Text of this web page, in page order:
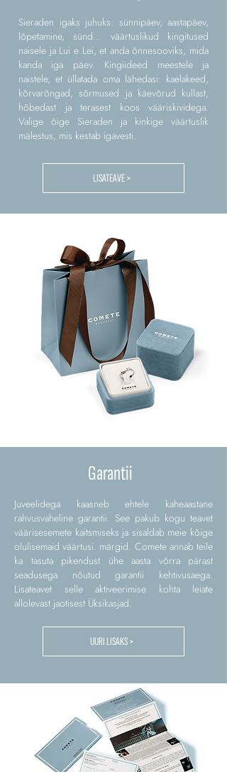
Sieraden igaks juhuks: sünnipäev, aastapäev,
lõpetamine, sünd... väärtuslikud kingitused
naisele ja Lui e Lei, et anda õnnesooviks, mida
kanda iga päev. Kingiideed meestele ja
naistele, et üllatada oma lähedasi: kaelakeed,
kõrvarõngad, sõrmused ja käevõrud kullast,
hõbedast ja terasest koos vääriskividega.
Valige õige Sieraden ja kinkige väärtuslik
mälestus, mis kestab igavesti.
LISATEAVE >
Garantii
Juveelidega kaasneb ehtele kaheaastane
rahvusvaheline garantii. See pakub kogu teavet
väärisesemete kaitsmiseks ja sisaldab meie kõige
olulisemaid väärtusi. märgid. Comete annab teile
ka tasuta pikendust ühe aasta võrra pärast
seadusega nõutud garantii kehtivusaega.
Lisateavet selle aktiveerimise kohta leiate
allolevast jaotisest Üksikasjad.
UURI LISAKS >